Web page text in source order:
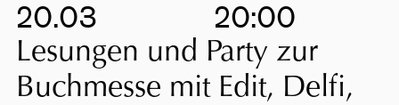
20.03 20:00
Lesungen und Party zur
Buchmesse mit Edit, Delfi,